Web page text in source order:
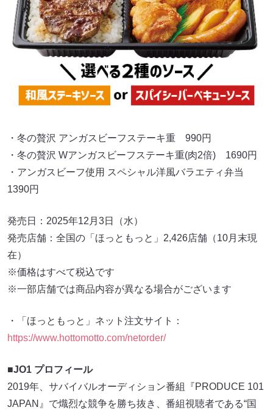
・冬の贅沢 アンガスビーフステーキ重 990円
・冬の贅沢 Wアンガスビーフステーキ重(肉2倍) 1690円
・アンガスビーフ使用 スペシャル洋風バラエティ弁当
1390円
発売日：2025年12月3日（水）
発売店舗：全国の「ほっともっと」2,426店舗（10月末現
在）
※価格はすべて税込です
※一部店舗では商品内容が異なる場合がございます
・「ほっともっと」ネット注文サイト：
https://www.hottomotto.com/netorder/
■JO1 プロフィール
2019年、サバイバルオーディション番組『PRODUCE 101
JAPAN』で熾烈な競争を勝ち抜き、番組視聴者である“国